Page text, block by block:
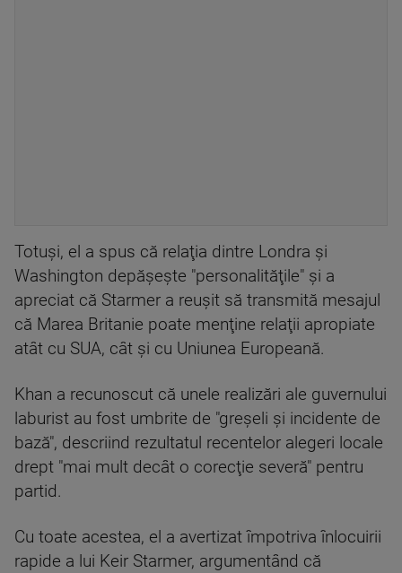
Totuşi, el a spus că relaţia dintre Londra şi
Washington depăşeşte "personalităţile" şi a
apreciat că Starmer a reuşit să transmită mesajul
că Marea Britanie poate menţine relaţii apropiate
atât cu SUA, cât şi cu Uniunea Europeană.
Khan a recunoscut că unele realizări ale guvernului
laburist au fost umbrite de "greşeli şi incidente de
bază", descriind rezultatul recentelor alegeri locale
drept "mai mult decât o corecţie severă" pentru
partid.
Cu toate acestea, el a avertizat împotriva înlocuirii
rapide a lui Keir Starmer, argumentând că